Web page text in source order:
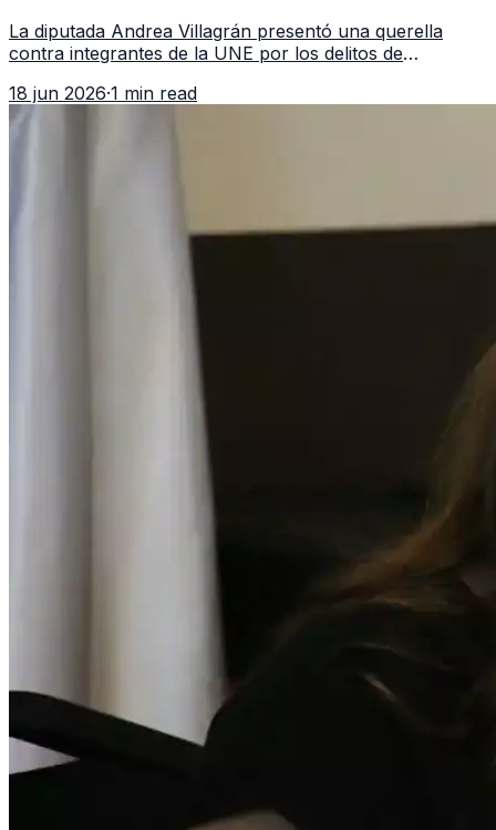
La diputada Andrea Villagrán presentó una querella
contra integrantes de la UNE por los delitos de
18 jun 2026·1 min read